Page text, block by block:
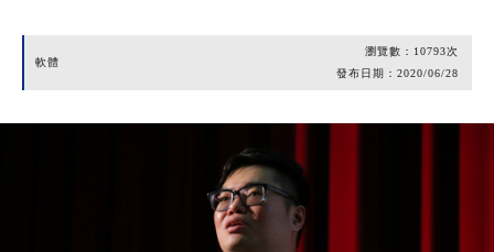
軟體
瀏覽數： 10793次
發布日期： 2020/06/28